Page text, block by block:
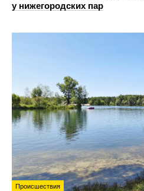
у нижегородских пар
Происшествия